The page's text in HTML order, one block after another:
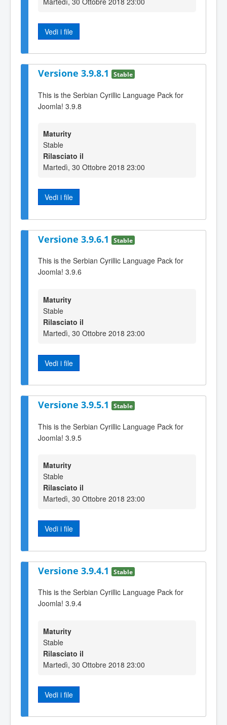
Vedi i file
Versione 3.9.8.1 Stable
This is the Serbian Cyrillic Language Pack for
Joomla! 3.9.8
Maturity
Stable
Rilasciato il
Martedì, 30 Ottobre 2018 23:00
Vedi i file
Versione 3.9.6.1 Stable
This is the Serbian Cyrillic Language Pack for
Joomla! 3.9.6
Maturity
Stable
Rilasciato il
Martedì, 30 Ottobre 2018 23:00
Vedi i file
Versione 3.9.5.1 Stable
This is the Serbian Cyrillic Language Pack for
Joomla! 3.9.5
Maturity
Stable
Rilasciato il
Martedì, 30 Ottobre 2018 23:00
Vedi i file
Versione 3.9.4.1 Stable
This is the Serbian Cyrillic Language Pack for
Joomla! 3.9.4
Maturity
Stable
Rilasciato il
Martedì, 30 Ottobre 2018 23:00
Vedi i file